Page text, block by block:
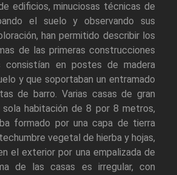
edificios, minuciosas técnicas de
el suelo y observando sus
han permitido describir los
de las primeras construcciones
consistían en postes de madera
y que soportaban un entramado
de barro. Varias casas de gran
sola habitación de 8 por 8 metros,
formado por una capa de tierra
vegetal de hierba y hojas,
el exterior por una empalizada de
de las casas es irregular, con